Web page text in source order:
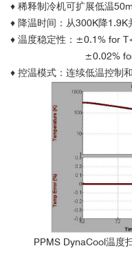
♦ 稀释制冷机可扩展低温
♦ 降温时间：从300K降
♦ 温度稳定性：±0.1% for
±0.02% for
♦ 控温模式：连续低温控制
PPMS DynaCool温度